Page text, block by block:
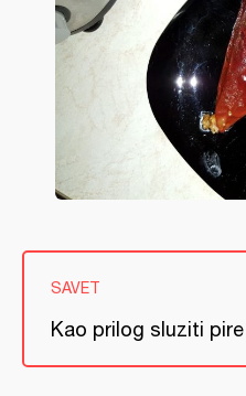
SAVET
Kao prilog sluziti